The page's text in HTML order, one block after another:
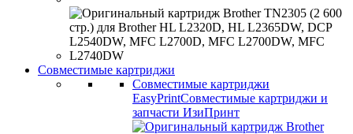
Совместимые картриджи
Совместимые картриджи
EasyPrintСовместимые картриджи и
запчасти ИзиПринт